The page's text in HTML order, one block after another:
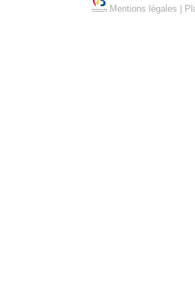
Mentions légales